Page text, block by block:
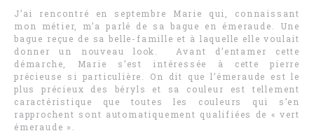
J’ai rencontré en septembre Marie qui, connaissant
mon métier, m’a parlé de sa bague en émeraude. Une
bague reçue de sa belle-famille et à laquelle elle voulait
donner un nouveau look. Avant d’entamer cette
démarche, Marie s’est intéressée à cette pierre
précieuse si particulière. On dit que l’émeraude est le
plus précieux des béryls et sa couleur est tellement
caractéristique que toutes les couleurs qui s’en
rapprochent sont automatiquement qualifiées de « vert
émeraude ».